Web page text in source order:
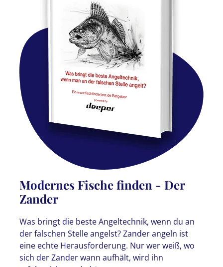
Modernes Fische finden - Der
Zander
Was bringt die beste Angeltechnik, wenn du an
der falschen Stelle angelst? Zander angeln ist
eine echte Herausforderung. Nur wer weiß, wo
sich der Zander wann aufhält, wird ihn